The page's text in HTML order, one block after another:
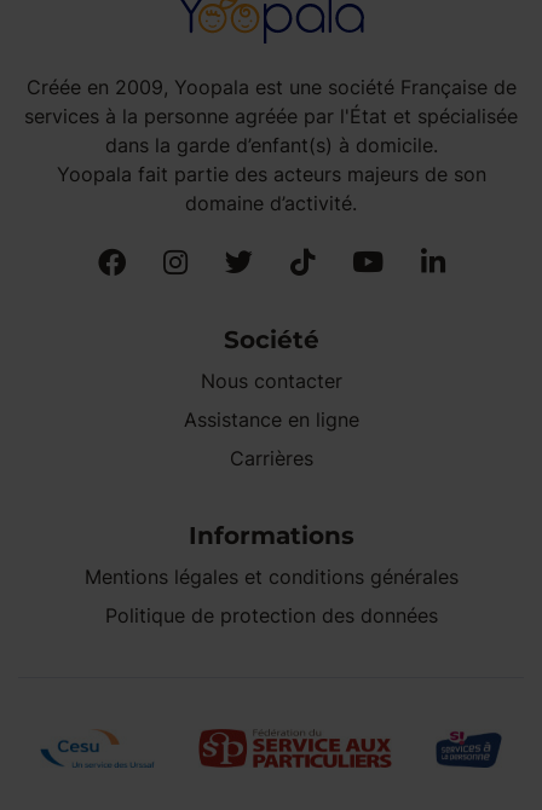
Créée en 2009, Yoopala est une société Française de
services à la personne agréée par l'État et spécialisée
dans la garde d’enfant(s) à domicile.
Yoopala fait partie des acteurs majeurs de son
domaine d’activité.
Société
Nous contacter
Assistance en ligne
Carrières
Informations
Mentions légales et conditions générales
Politique de protection des données